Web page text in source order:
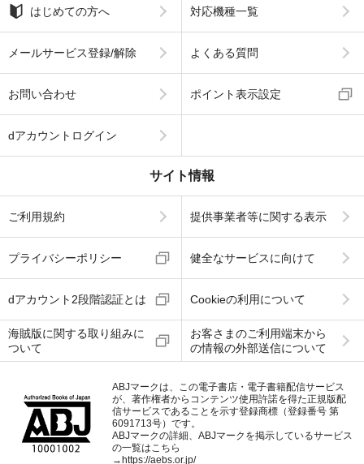
はじめての方へ 対応機種一覧
メールサービス登録/解除 よくある質問
お問い合わせ ポイント表示設定
dアカウントログイン
サイト情報
ご利用規約 提供事業者等に関する表示
プライバシーポリシー 健全なサービスに向けて
dアカウント2段階認証とは Cookieの利用について
海賊版に関する取り組みに
ついて
お客さまのご利用端末から
の情報の外部送信について
ABJマークは、この電子書店・電子書籍配信サービス
が、著作権者からコンテンツ使用許諾を得た正規版配
信サービスであることを示す登録商標（登録番号 第
6091713号）です。
ABJマークの詳細、ABJマークを掲示しているサービス
の一覧はこちら
→ https://aebs.or.jp/